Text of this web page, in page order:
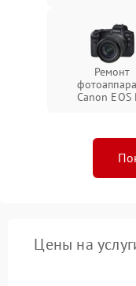
Ремонт
Canon EOS
Цены на